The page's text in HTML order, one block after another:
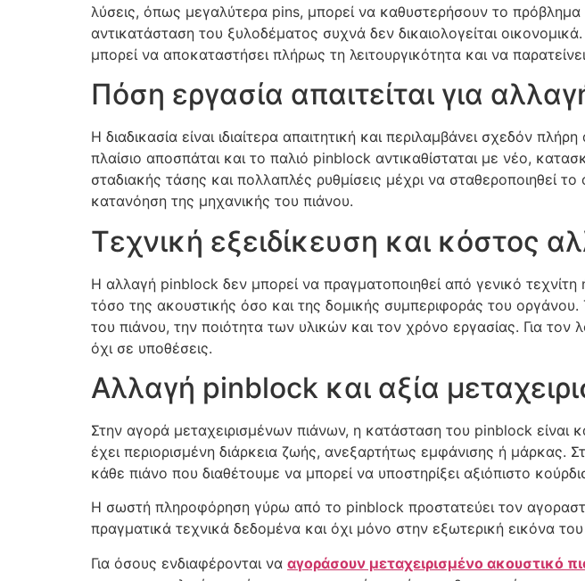
λύσεις, όπως μεγαλύτερα pins, μπορεί να καθυστερήσουν το
αντικατάσταση του ξυλοδέματος συχνά δεν δικαιολογείται
μπορεί να αποκαταστήσει πλήρως τη λειτουργικότητα και να
Πόση εργασία απαιτείται για
Η διαδικασία είναι ιδιαίτερα απαιτητική και περιλαμβάνει σχεδόν
πλαίσιο αποσπάται και το παλιό pinblock αντικαθίσταται με νέο,
σταδιακής τάσης και πολλαπλές ρυθμίσεις μέχρι να σταθεροποιηθεί
κατανόηση της μηχανικής του πιάνου.
Τεχνική εξειδίκευση και κόστος
Η αλλαγή pinblock δεν μπορεί να πραγματοποιηθεί από γενικό
τόσο της ακουστικής όσο και της δομικής συμπεριφοράς του
του πιάνου, την ποιότητα των υλικών και τον χρόνο εργασίας. Για
όχι σε υποθέσεις.
Αλλαγή pinblock και αξία
Στην αγορά μεταχειρισμένων πιάνων, η κατάσταση του pinblock
έχει περιορισμένη διάρκεια ζωής, ανεξαρτήτως εμφάνισης ή μάρκας.
κάθε πιάνο που διαθέτουμε να μπορεί να υποστηρίξει αξιόπιστο
Η σωστή πληροφόρηση γύρω από το pinblock προστατεύει τον
πραγματικά τεχνικά δεδομένα και όχι μόνο στην εξωτερική εικόνα
Για όσους ενδιαφέρονται να αγοράσουν μεταχειρισμένο ακουστικό